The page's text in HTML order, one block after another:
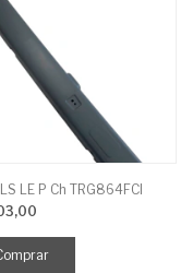
LE P Ch TRG864FCI